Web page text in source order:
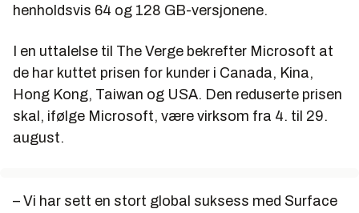
henholdsvis 64 og 128 GB-versjonene.
I en uttalelse til The Verge bekrefter Microsoft at
de har kuttet prisen for kunder i Canada, Kina,
Hong Kong, Taiwan og USA. Den reduserte prisen
skal, ifølge Microsoft, være virksom fra 4. til 29.
august.
– Vi har sett en stort global suksess med Surface